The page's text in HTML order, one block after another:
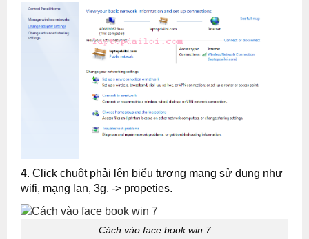
4. Click chuột phải lên biểu tượng mạng sử dụng như
wifi, mạng lan, 3g. -> propeties.
Cách vào face book win 7